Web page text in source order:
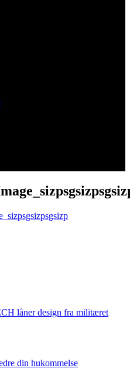
låner design fra militæret
din hukommelse